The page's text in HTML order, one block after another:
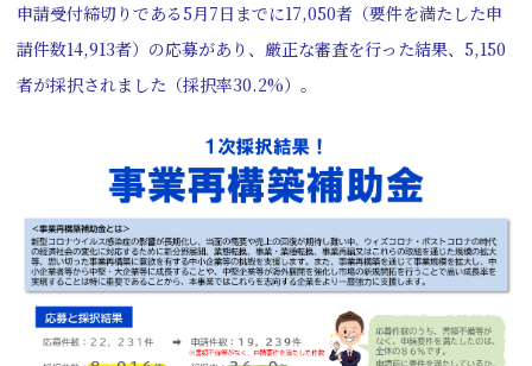
申請受付締切りである5月7日までに17,050者（要件を満たした申
請件数14,913者）の応募があり、厳正な審査を行った結果、5,150
者が採択されました（採択率30.2%）。